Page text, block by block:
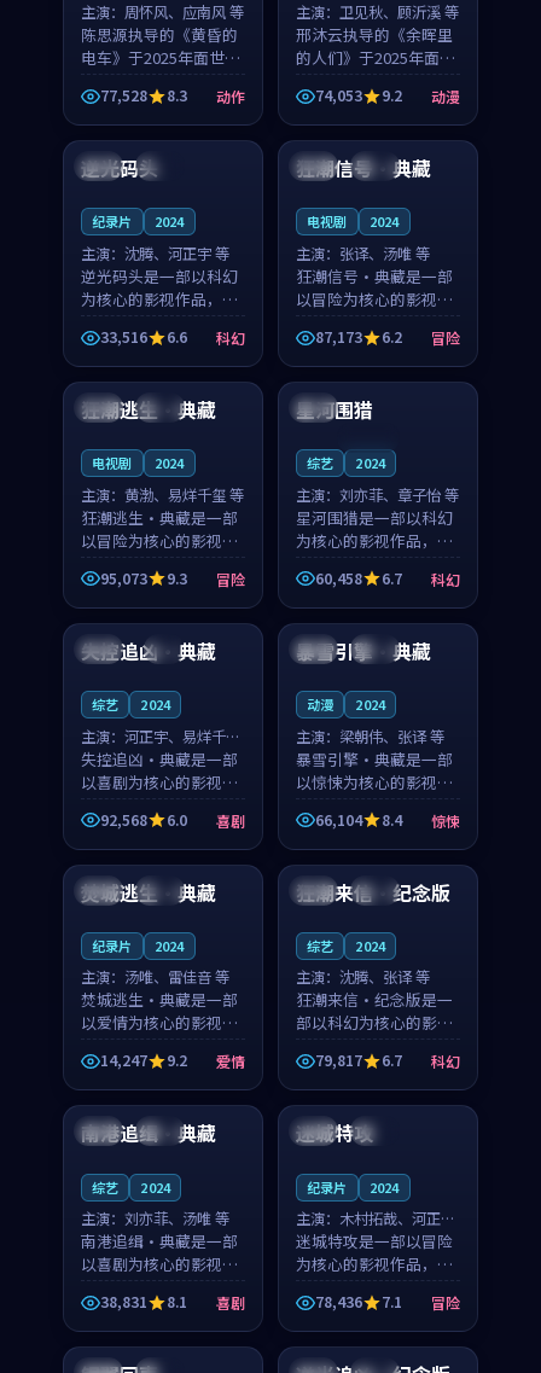
主演： 周怀风、应南风 等
陈思源执导的《黄昏的
电车》于2025年面世，
日本的城市气质与渔村
故事的人物心境共同构
筑了影片基调。周怀
风、应南风用细腻的表
演撑起整部动作电影，
77,528 8.3 动作
主演： 卫见秋、顾沂溪 等
邢沐云执导的《余晖里
的人们》于2025年面
世，泰国的城市气质与
小镇生活的人物心境共
同构筑了影片基调。卫
见秋、顾沂溪用细腻的
表演撑起整部动漫电
74,053 9.2 动漫
泰国 独播
逆光码头
纪录片 2024
主演： 沈腾、河正宇 等
逆光码头是一部以科幻
为核心的影视作品，围
绕危机、反转与人物成
长展开，整体节奏紧
凑，值得推荐观看。
33,516 6.6 科幻
法国 热播
狂潮信号·典藏
电视剧 2024
主演： 张译、汤唯 等
狂潮信号·典藏是一部
以冒险为核心的影视作
品，围绕危机、反转与
人物成长展开，整体节
奏紧凑，值得推荐观
看。
87,173 6.2 冒险
日本 杜比
狂潮逃生·典藏
电视剧 2024
主演： 黄渤、易烊千玺 等
狂潮逃生·典藏是一部
以冒险为核心的影视作
品，围绕危机、反转与
人物成长展开，整体节
奏紧凑，值得推荐观
看。
95,073 9.3 冒险
泰国
星河围猎
综艺 2024
主演： 刘亦菲、章子怡 等
星河围猎是一部以科幻
为核心的影视作品，围
绕危机、反转与人物成
长展开，整体节奏紧
凑，值得推荐观看。
60,458 6.7 科幻
中国 4K
失控追凶·典藏
综艺 2024
主演： 河正宇、易烊千玺
等
失控追凶·典藏是一部
以喜剧为核心的影视作
品，围绕危机、反转与
人物成长展开，整体节
奏紧凑，值得推荐观
看。
92,568 6.0 喜剧
中国 高分
暴雪引擎·典藏
动漫 2024
主演： 梁朝伟、张译 等
暴雪引擎·典藏是一部
以惊悚为核心的影视作
品，围绕危机、反转与
人物成长展开，整体节
奏紧凑，值得推荐观
66,104 8.4 惊悚
中国 完结
焚城逃生·典藏
纪录片 2024
主演： 汤唯、雷佳音 等
焚城逃生·典藏是一部
以爱情为核心的影视作
品，围绕危机、反转与
人物成长展开，整体节
奏紧凑，值得推荐观
看。
14,247 9.2 爱情
韩国 独播
狂潮来信·纪念版
综艺 2024
主演： 沈腾、张译 等
狂潮来信·纪念版是一
部以科幻为核心的影视
作品，围绕危机、反转
与人物成长展开，整体
节奏紧凑，值得推荐观
看。
79,817 6.7 科幻
中国 高分
南港追缉·典藏
综艺 2024
主演： 刘亦菲、汤唯 等
南港追缉·典藏是一部
以喜剧为核心的影视作
品，围绕危机、反转与
人物成长展开，整体节
奏紧凑，值得推荐观
看。
38,831 8.1 喜剧
英国 独播
迷城特攻
纪录片 2024
主演： 木村拓哉、河正宇
等
迷城特攻是一部以冒险
为核心的影视作品，围
绕危机、反转与人物成
长展开，整体节奏紧
凑，值得推荐观看。
78,436 7.1 冒险